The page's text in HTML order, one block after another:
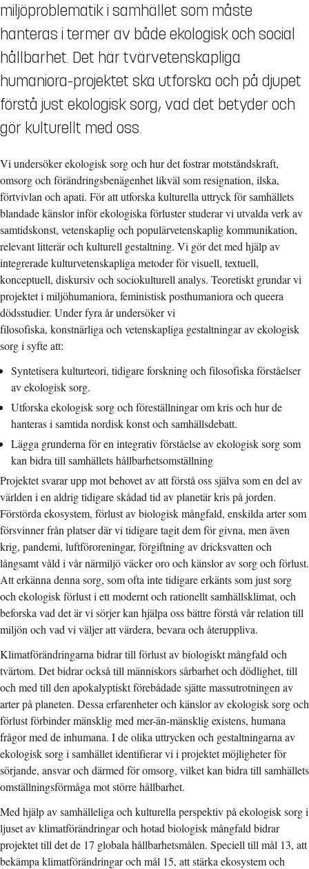
miljöproblematik i samhället som måste
hanteras i termer av både ekologisk och social
hållbarhet. Det här tvärvetenskapliga
humaniora-projektet ska utforska och på djupet
förstå just ekologisk sorg, vad det betyder och
gör kulturellt med oss.
Vi undersöker ekologisk sorg och hur det fostrar motståndskraft,
omsorg och förändringsbenägenhet likväl som resignation, ilska,
förtvivlan och apati. För att utforska kulturella uttryck för samhällets
blandade känslor inför ekologiska förluster studerar vi utvalda verk av
samtidskonst, vetenskaplig och populärvetenskaplig kommunikation,
relevant litterär och kulturell gestaltning. Vi gör det med hjälp av
integrerade kulturvetenskapliga metoder för visuell, textuell,
konceptuell, diskursiv och sociokulturell analys. Teoretiskt grundar vi
projektet i miljöhumaniora, feministisk posthumaniora och queera
dödsstudier. Under fyra år undersöker vi
filosofiska, konstnärliga och vetenskapliga gestaltningar av ekologisk
sorg i syfte att:
Syntetisera kulturteori, tidigare forskning och filosofiska förståelser
av ekologisk sorg.
Utforska ekologisk sorg och föreställningar om kris och hur de
hanteras i samtida nordisk konst och samhällsdebatt.
Lägga grunderna för en integrativ förståelse av ekologisk sorg som
kan bidra till samhällets hållbarhetsomställning
Projektet svarar upp mot behovet av att förstå oss själva som en del av
världen i en aldrig tidigare skådad tid av planetär kris på jorden.
Förstörda ekosystem, förlust av biologisk mångfald, enskilda arter som
försvinner från platser där vi tidigare tagit dem för givna, men även
krig, pandemi, luftföroreningar, förgiftning av dricksvatten och
långsamt våld i vår närmiljö väcker oro och känslor av sorg och förlust.
Att erkänna denna sorg, som ofta inte tidigare erkänts som just sorg
och ekologisk förlust i ett modernt och rationellt samhällsklimat, och
beforska vad det är vi sörjer kan hjälpa oss bättre förstå vår relation till
miljön och vad vi väljer att värdera, bevara och återuppliva.
Klimatförändringarna bidrar till förlust av biologiskt mångfald och
tvärtom. Det bidrar också till människors sårbarhet och dödlighet, till
och med till den apokalyptiskt förebådade sjätte massutrotningen av
arter på planeten. Dessa erfarenheter och känslor av ekologisk sorg och
förlust förbinder mänsklig med mer-än-mänsklig existens, humana
frågor med de inhumana. I de olika uttrycken och gestaltningarna av
ekologisk sorg i samhället identifierar vi i projektet möjligheter för
sörjande, ansvar och därmed för omsorg, vilket kan bidra till samhällets
omställningsförmåga mot större hållbarhet.
Med hjälp av samhälleliga och kulturella perspektiv på ekologisk sorg i
ljuset av klimatförändringar och hotad biologisk mångfald bidrar
projektet till det de 17 globala hållbarhetsmålen. Speciell till mål 13, att
bekämpa klimatförändringar och mål 15, att stärka ekosystem och